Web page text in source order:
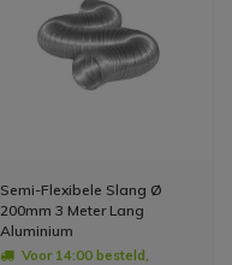
Semi-Flexibele Slang Ø
200mm 3 Meter Lang
Aluminium
Voor 14:00 besteld,